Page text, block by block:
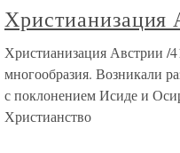
Христианизация
Христианизация Австрии /
многообразия. Возникали
с поклонением Исиде и
Христианство